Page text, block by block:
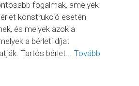
fogalmak, amelyek
konstrukció esetén
és melyek azok a
a bérleti díjat
Tartós bérlet... Tovább